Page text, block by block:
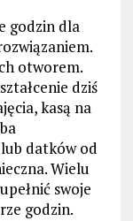
godzin dla
otworem.
dziś
kasą na
datków od
Wielu
swoje
godzin.